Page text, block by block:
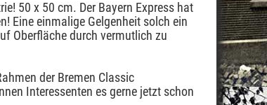
50 x 50 cm. Der Bayern Express hat
Eine einmalige Gelgenheit solch ein
Oberfläche durch vermutlich zu
der Bremen Classic
Interessenten es gerne jetzt schon